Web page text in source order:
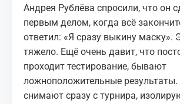
Андрея Рублёва спросили, что он
первым делом, когда всё
ответил: «Я сразу выкину маску».
тяжело. Ещё очень давит, что
проходит тестирование, бывают
ложноположительные результаты.
снимают сразу с турнира,